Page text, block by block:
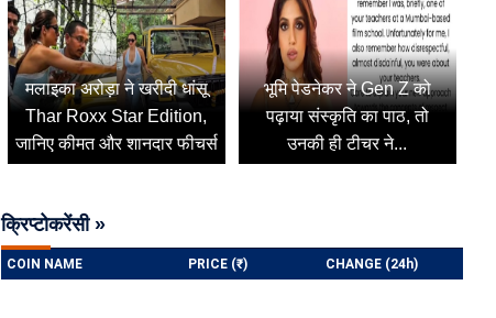
मलाइका अरोड़ा ने खरीदी धांसू
Thar Roxx Star Edition,
जानिए कीमत और शानदार फीचर्स
भूमि पेडनेकर ने Gen Z को
पढ़ाया संस्कृति का पाठ, तो
उनकी ही टीचर ने...
क्रिप्टोकरेंसी »